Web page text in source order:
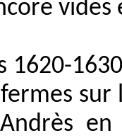
vides
1620-
sur